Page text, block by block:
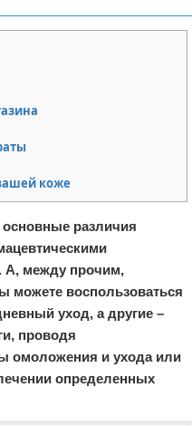
коже
различия
А, между прочим,
можете воспользоваться
уход, а другие –
проводя
омоложения и ухода или
определенных